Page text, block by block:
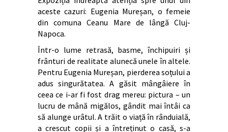
aceste cazuri: Eugenia Mureșan, o femeie
din comuna Ceanu Mare de lângă Cluj-
Napoca.
Într-o lume retrasă, basme, închipuiri și
frânturi de realitate alunecă unele în altele.
Pentru Eugenia Mureșan, pierderea soțului a
adus singurătatea. A găsit mângâiere în
ceea ce i-ar fi fost drag mereu: pictura – un
lucru de mână migălos, gândit mai întâi ca
să alunge urâtul. A trăit o viață în rânduială,
a crescut copii și a întreținut o casă, s-a